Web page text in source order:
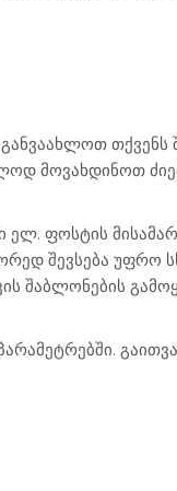
თქვენს
მოვახდინოთ
ფოსტის
შევსება უფრო
შაბლონების